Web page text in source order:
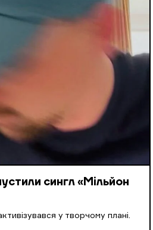
сингл «Мільйон
у творчому плані.